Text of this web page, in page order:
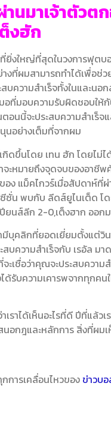
นมาเจ้าตัว
งฮัก
ยิ่งใหญ่ที่สุดในวงการฟุตบ
งที่ผมสามารถทำได้เพื่อช่ว
บความสำเร็จทั้งในและนอ
อที่มอบความรับผิดชอบให้
อนนี้จะประสบความสำเร็จ
นอย่างเต็มที่จากผม
ดขึ้นโดย เทน ฮัก โดยไม่ไ
จะหมายถึงจุดจบของอาชีพ
ง แม็คไกวร์เมื่อสัปดาห์ที่ผ่
ซั่น พบกับ ลีดส์ยูไนเต็ด โ
ยนส์ลีก 2-0,เต็งฮาก ออก
มีบุคลิกที่ยอดเยี่ยมตั้งแต่วิ
สบความสำเร็จกับ เรอัล ม
ะเชื่อว่าคุณจะประสบควา
ด้รับความเคารพจากทุกค
เราได้เห็นอะไรที่ดี ปีที่แล้
นอกฎและหลักการ สิ่งที่ผ
การเคลื่อนไหวของ ข่าวบ